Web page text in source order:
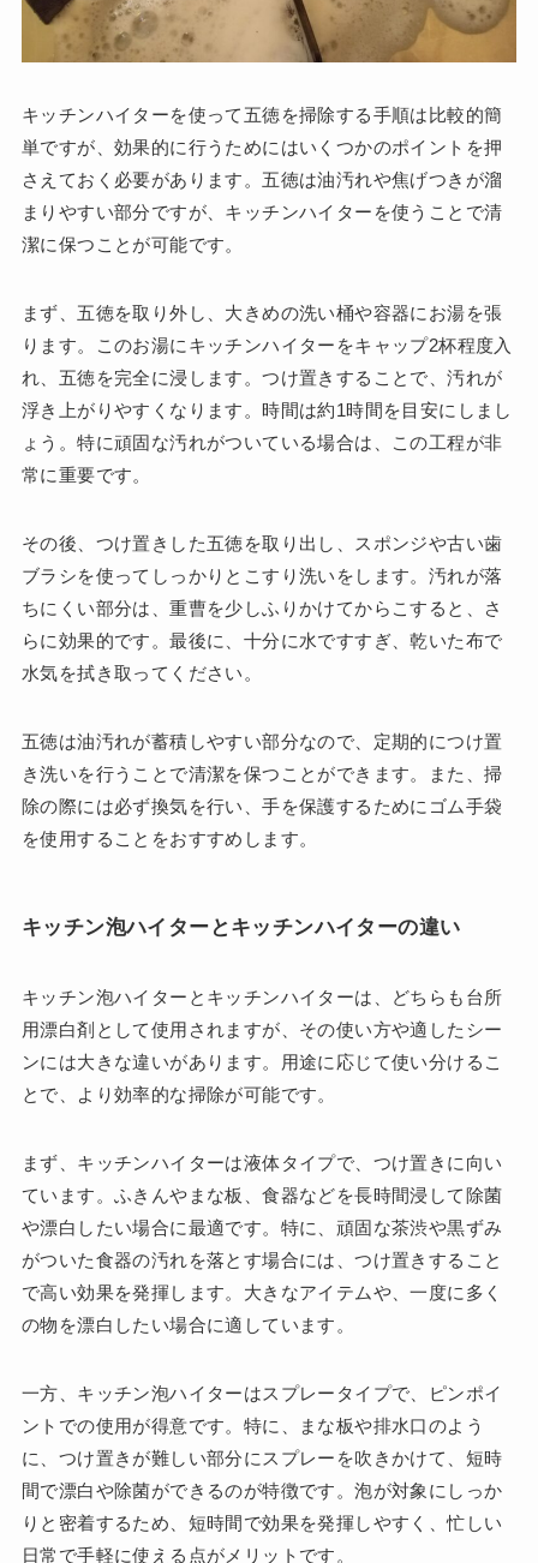
キッチンハイターを使って五徳を掃除する手順は比較的簡
単ですが、効果的に行うためにはいくつかのポイントを押
さえておく必要があります。五徳は油汚れや焦げつきが溜
まりやすい部分ですが、キッチンハイターを使うことで清
潔に保つことが可能です。
まず、五徳を取り外し、大きめの洗い桶や容器にお湯を張
ります。このお湯にキッチンハイターをキャップ2杯程度入
れ、五徳を完全に浸します。つけ置きすることで、汚れが
浮き上がりやすくなります。時間は約1時間を目安にしまし
ょう。特に頑固な汚れがついている場合は、この工程が非
常に重要です。
その後、つけ置きした五徳を取り出し、スポンジや古い歯
ブラシを使ってしっかりとこすり洗いをします。汚れが落
ちにくい部分は、重曹を少しふりかけてからこすると、さ
らに効果的です。最後に、十分に水ですすぎ、乾いた布で
水気を拭き取ってください。
五徳は油汚れが蓄積しやすい部分なので、定期的につけ置
き洗いを行うことで清潔を保つことができます。また、掃
除の際には必ず換気を行い、手を保護するためにゴム手袋
を使用することをおすすめします。
キッチン泡ハイターとキッチンハイターの違い
キッチン泡ハイターとキッチンハイターは、どちらも台所
用漂白剤として使用されますが、その使い方や適したシー
ンには大きな違いがあります。用途に応じて使い分けるこ
とで、より効率的な掃除が可能です。
まず、キッチンハイターは液体タイプで、つけ置きに向い
ています。ふきんやまな板、食器などを長時間浸して除菌
や漂白したい場合に最適です。特に、頑固な茶渋や黒ずみ
がついた食器の汚れを落とす場合には、つけ置きすること
で高い効果を発揮します。大きなアイテムや、一度に多く
の物を漂白したい場合に適しています。
一方、キッチン泡ハイターはスプレータイプで、ピンポイ
ントでの使用が得意です。特に、まな板や排水口のよう
に、つけ置きが難しい部分にスプレーを吹きかけて、短時
間で漂白や除菌ができるのが特徴です。泡が対象にしっか
りと密着するため、短時間で効果を発揮しやすく、忙しい
日常で手軽に使える点がメリットです。